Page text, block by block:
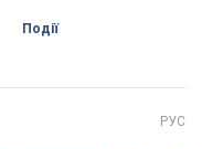
Події
РУС